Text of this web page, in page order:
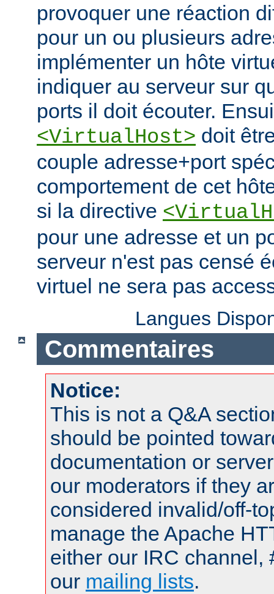
provoquer une réaction
pour un ou plusieurs
implémenter un hôte
indiquer au serveur sur
ports il doit écouter.
<VirtualHost> doit
couple adresse+port
comportement de cet
si la directive
pour une adresse et un
serveur n'est pas censé
virtuel ne sera pas
Langues
Commentaires
Notice:
This is not a Q&A
should be pointed
documentation or
our moderators if they
considered invalid/off-
manage the Apache
either our IRC channel,
our mailing lists.